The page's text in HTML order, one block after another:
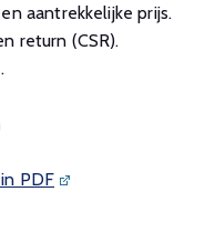
aantrekkelijke prijs.
return (CSR).
PDF